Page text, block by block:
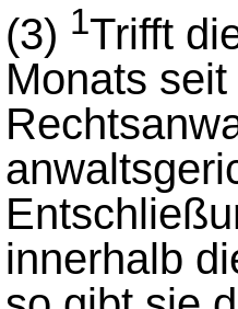
(3) 1Trifft
Monats
innerhalb